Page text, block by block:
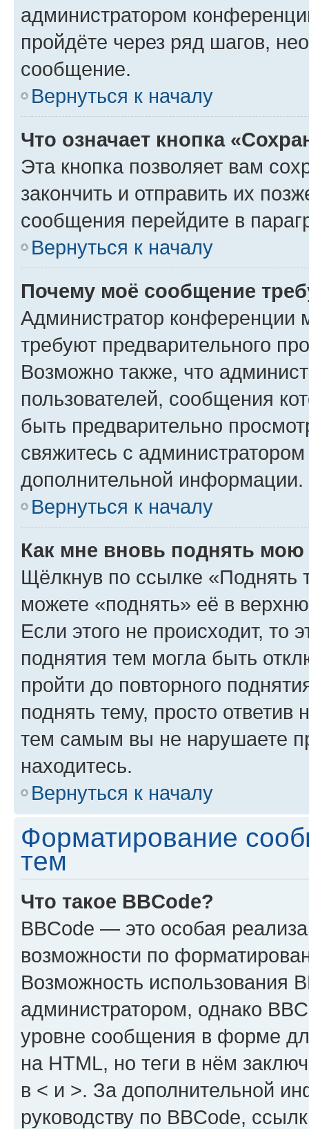
администратором
пройдёте через ряд шагов,
сообщение.
Вернуться к началу
Что означает кнопка
Эта кнопка позволяет вам
закончить и отправить их
сообщения перейдите в
Вернуться к началу
Почему моё сообщение
Администратор конференции
требуют предварительного
Возможно также, что
пользователей, сообщения
быть предварительно
свяжитесь с
дополнительной информации.
Вернуться к началу
Как мне вновь поднять мою
Щёлкнув по ссылке «Поднять
можете «поднять» её в
Если этого не происходит, то
поднятия тем могла быть
пройти до повторного
поднять тему, просто ответив
тем самым вы не нарушаете
находитесь.
Вернуться к началу
Форматирование
тем
Что такое BBCode?
BBCode — это особая
возможности по
Возможность использования
администратором, однако
уровне сообщения в форме
на HTML, но теги в нём
в < и >. За дополнительной
руководству по BBCode,